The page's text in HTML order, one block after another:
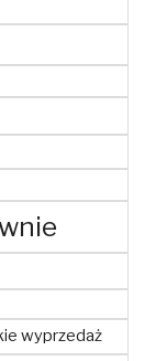
wyprzedaż